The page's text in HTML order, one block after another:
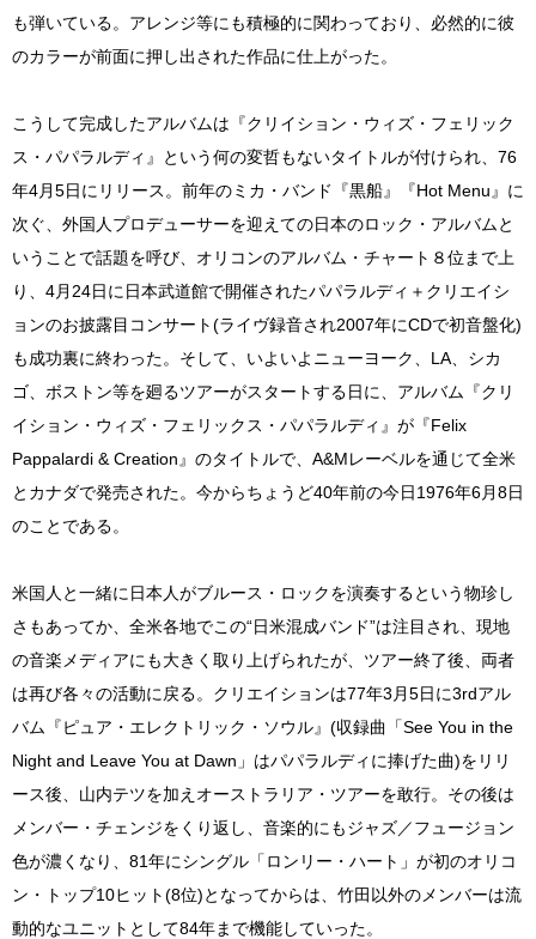
も弾いている。アレンジ等にも積極的に関わっており、必然的に彼
のカラーが前面に押し出された作品に仕上がった。
こうして完成したアルバムは『クリイション・ウィズ・フェリック
ス・パパラルディ』という何の変哲もないタイトルが付けられ、76
年4月5日にリリース。前年のミカ・バンド『黒船』『Hot Menu』に
次ぐ、外国人プロデューサーを迎えての日本のロック・アルバムと
いうことで話題を呼び、オリコンのアルバム・チャート８位まで上
り、4月24日に日本武道館で開催されたパパラルディ＋クリエイシ
ョンのお披露目コンサート(ライヴ録音され2007年にCDで初音盤化)
も成功裏に終わった。そして、いよいよニューヨーク、LA、シカ
ゴ、ボストン等を廻るツアーがスタートする日に、アルバム『クリ
イション・ウィズ・フェリックス・パパラルディ』が『Felix
Pappalardi & Creation』のタイトルで、A&Mレーベルを通じて全米
とカナダで発売された。今からちょうど40年前の今日1976年6月8日
のことである。
米国人と一緒に日本人がブルース・ロックを演奏するという物珍し
さもあってか、全米各地でこの“日米混成バンド”は注目され、現地
の音楽メディアにも大きく取り上げられたが、ツアー終了後、両者
は再び各々の活動に戻る。クリエイションは77年3月5日に3rdアル
バム『ピュア・エレクトリック・ソウル』(収録曲「See You in the
Night and Leave You at Dawn」はパパラルディに捧げた曲)をリリ
ース後、山内テツを加えオーストラリア・ツアーを敢行。その後は
メンバー・チェンジをくり返し、音楽的にもジャズ／フュージョン
色が濃くなり、81年にシングル「ロンリー・ハート」が初のオリコ
ン・トップ10ヒット(8位)となってからは、竹田以外のメンバーは流
動的なユニットとして84年まで機能していった。